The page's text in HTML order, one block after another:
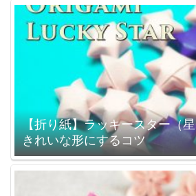
【折り紙】ラッキースター（
きれいな形にするコツ